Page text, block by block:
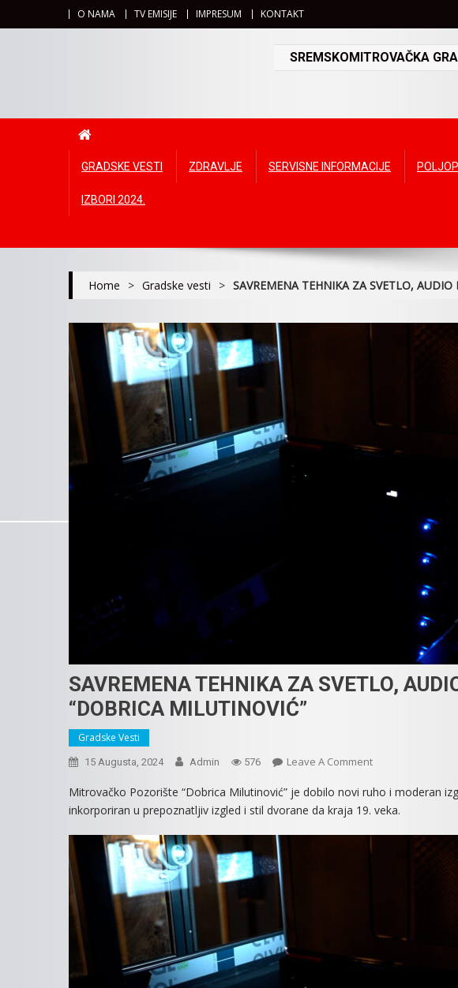
O NAMA TV EMISIJE IMPRESUM KONTAKT
SREMSKOMITROVAČKA
GRADSKE VESTI ZDRAVLJE SERVISNE INFORMACIJE
IZBORI 2024.
Home > Gradske vesti > SAVREMENA TEHNIKA ZA SVETLO,
SAVREMENA TEHNIKA ZA SVETLO,
“DOBRICA MILUTINOVIĆ”
Gradske Vesti
15 Augusta, 2024 Admin 576 Leave A CommentOn
TEHNIKA
ZA
“DOBRICA
Mitrovačko Pozorište “Dobrica Milutinović” je dobilo novi ruho i moderan
inkorporiran u prepoznatljiv izgled i stil dvorane da kraja 19. veka.